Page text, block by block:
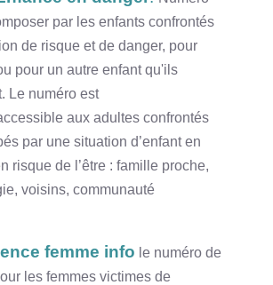
par les enfants confrontés
de risque et de danger, pour
pour un autre enfant qu'ils
Le numéro est
aux adultes confrontés
par une situation d’enfant en
risque de l’être : famille proche,
voisins, communauté
femme info le numéro de
les femmes victimes de